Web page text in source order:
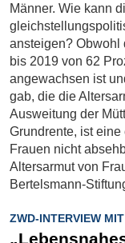
Männer. Wie kann
ansteigen? Obwohl
bis 2019 von 62
angewachsen ist
gab, die die
Ausweitung der
Grundrente, ist
Frauen nicht
Altersarmut von
Bertelsmann-
ZWD-INTERVIEW